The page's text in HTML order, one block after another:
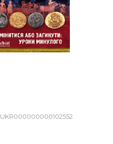
UKR000000000102552